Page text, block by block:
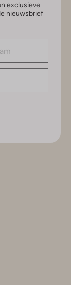
exclusieve
nieuwsbrief